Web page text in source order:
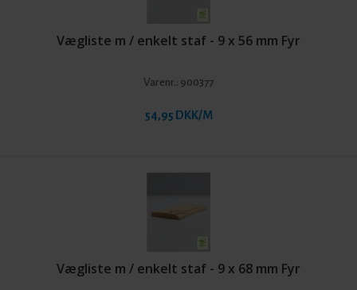
Vægliste m / enkelt staf - 9 x 56 mm Fyr
Varenr.: 900377
54,95 DKK/M
Vægliste m / enkelt staf - 9 x 68 mm Fyr